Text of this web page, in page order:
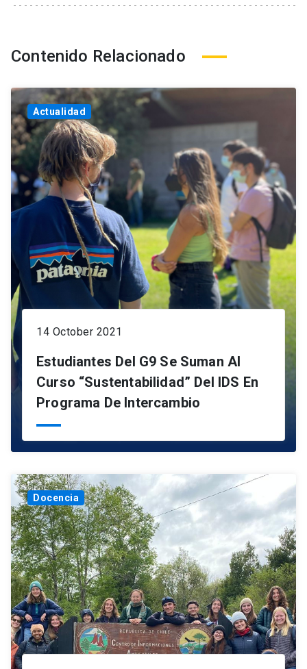
Contenido Relacionado
Actualidad
14 October 2021
Estudiantes Del G9 Se Suman Al
Curso “Sustentabilidad” Del IDS En
Programa De Intercambio
Docencia